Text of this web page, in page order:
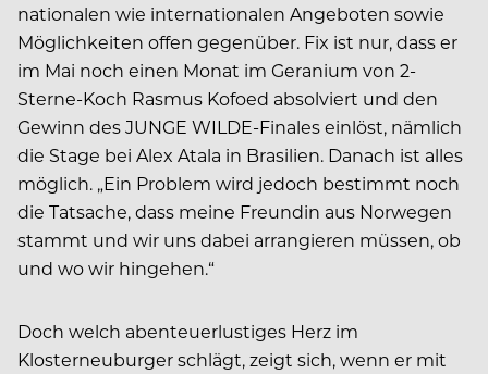
nationalen wie internationalen Angeboten sowie
Möglichkeiten offen gegenüber. Fix ist nur, dass er
im Mai noch einen Monat im Geranium von 2-
Sterne-Koch Rasmus Kofoed absolviert und den
Gewinn des JUNGE WILDE-Finales einlöst, nämlich
die Stage bei Alex Atala in Brasilien. Danach ist alles
möglich. „Ein Problem wird jedoch bestimmt noch
die Tatsache, dass meine Freundin aus Norwegen
stammt und wir uns dabei arrangieren müssen, ob
und wo wir hingehen.“
Doch welch abenteuerlustiges Herz im
Klosterneuburger schlägt, zeigt sich, wenn er mit